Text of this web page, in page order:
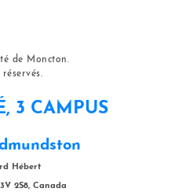
de Moncton.
réservés.
3 CAMPUS
Hébert
2S8, Canada